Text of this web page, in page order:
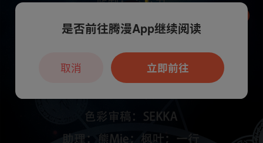
本章节仅支持App阅读，可打开App新用
户7天免费看
是否前往腾漫App继续阅读
立即前往
取消